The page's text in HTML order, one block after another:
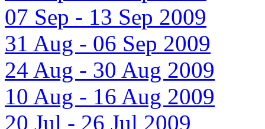
07 Sep - 13 Sep 2009
31 Aug - 06 Sep 2009
24 Aug - 30 Aug 2009
10 Aug - 16 Aug 2009
20 Jul - 26 Jul 2009